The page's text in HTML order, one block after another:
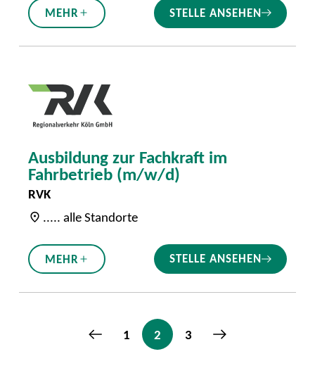
MEHR STELLE ANSEHEN
Ausbildung zur Fachkraft im
Fahrbetrieb (m/w/d)
RVK
..... alle Standorte
MEHR STELLE ANSEHEN
1 2 3